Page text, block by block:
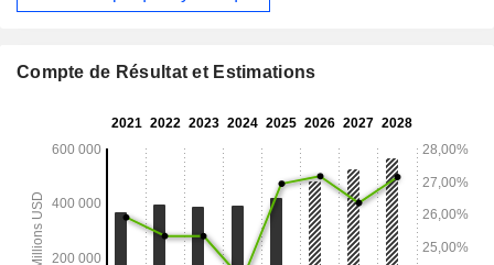
Compte de Résultat et Estimations